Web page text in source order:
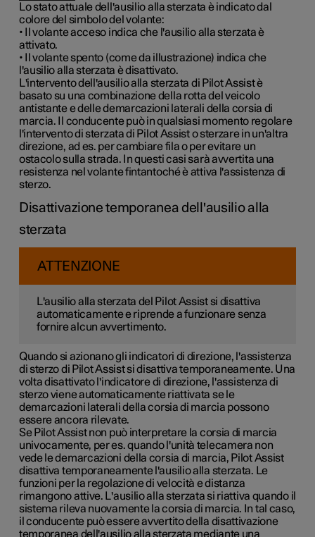
Lo stato attuale dell'ausilio alla sterzata è indicato dal
colore del simbolo del volante:
• Il volante acceso indica che l'ausilio alla sterzata è
attivato.
• Il volante spento (come da illustrazione) indica che
l'ausilio alla sterzata è disattivato.
L'intervento dell'ausilio alla sterzata di Pilot Assist è
basato su una combinazione della rotta del veicolo
antistante e delle demarcazioni laterali della corsia di
marcia. Il conducente può in qualsiasi momento regolare
l'intervento di sterzata di Pilot Assist o sterzare in un'altra
direzione, ad es. per cambiare fila o per evitare un
ostacolo sulla strada. In questi casi sarà avvertita una
resistenza nel volante fintantoché è attiva l'assistenza di
sterzo.
Disattivazione temporanea dell'ausilio alla
sterzata
ATTENZIONE
L'ausilio alla sterzata del Pilot Assist si disattiva
automaticamente e riprende a funzionare senza
fornire alcun avvertimento.
Quando si azionano gli indicatori di direzione, l'assistenza
di sterzo di Pilot Assist si disattiva temporaneamente. Una
volta disattivato l'indicatore di direzione, l'assistenza di
sterzo viene automaticamente riattivata se le
demarcazioni laterali della corsia di marcia possono
essere ancora rilevate.
Se Pilot Assist non può interpretare la corsia di marcia
univocamente, per es. quando l'unità telecamera non
vede le demarcazioni della corsia di marcia, Pilot Assist
disattiva temporaneamente l'ausilio alla sterzata. Le
funzioni per la regolazione di velocità e distanza
rimangono attive. L'ausilio alla sterzata si riattiva quando il
sistema rileva nuovamente la corsia di marcia. In tal caso,
il conducente può essere avvertito della disattivazione
temporanea dell'ausilio alla sterzata mediante una